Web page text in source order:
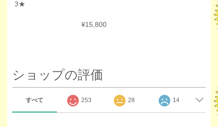
3★
¥15,800
ショップの評価
すべて 253 28 14